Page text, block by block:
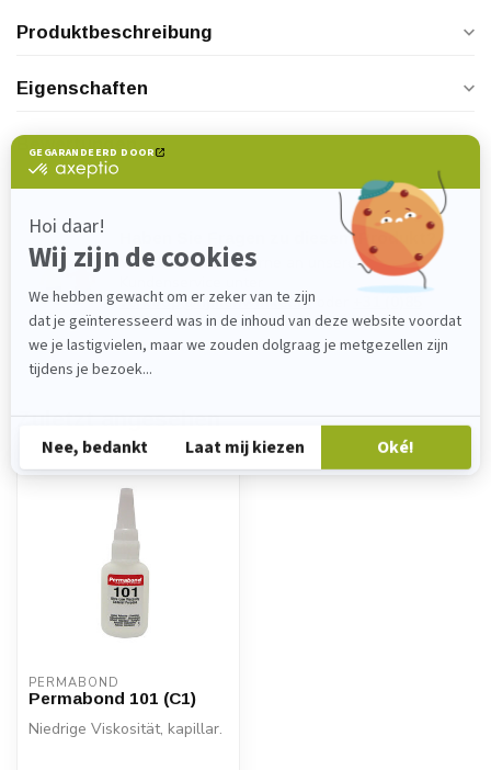
Produktbeschreibung
Eigenschaften
Bewertungen
Haben Sie Fragen zu diesem Produkt?
Wenden Sie sich gerne an unseren
verkoop@lijmenwinkel.nloder
4011571. Wir helfen Ihnen gerne weiter!
PERMABOND
Permabond 101 (C1)
Niedrige Viskosität, kapillar.